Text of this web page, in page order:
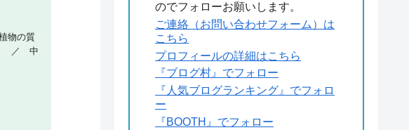
物の質
／ 中
のでフォローお願いします。
ご連絡（お問い合わせフォーム）は
こちら
プロフィールの詳細はこちら
『ブログ村』でフォロー
『人気ブログランキング』でフォロ
ー
『BOOTH』でフォロー